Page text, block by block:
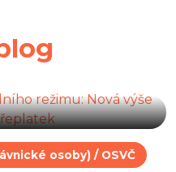
zálohy a
osoby) / OSVČ